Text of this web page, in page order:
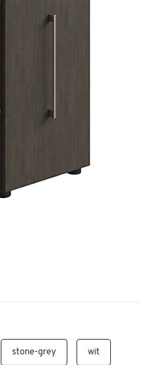
stone-grey wit